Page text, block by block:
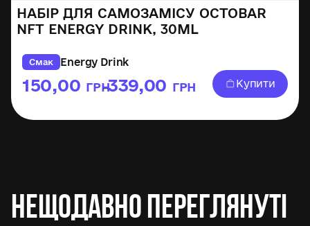
НАБІР ДЛЯ САМОЗАМІСУ OCTOBAR
NFT ENERGY DRINK, 30ML
Смак Energy Drink
150,00 ГРН
–339,00 ГРН Купити
Нещодавно переглянуті